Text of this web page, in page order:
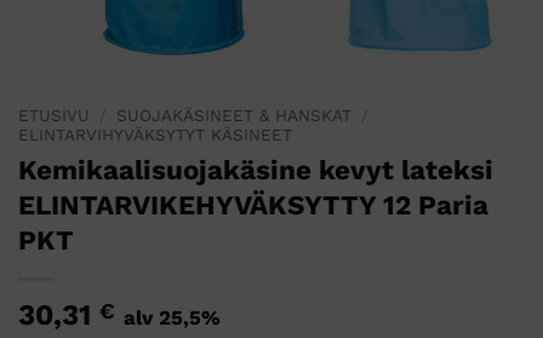
ETUSIVU SUOJAKÄSINEET & HANSKAT
ELINTARVIHYVÄKSYTYT KÄSINEET
Kemikaalisuojakäsine kevyt lateksi
ELINTARVIKEHYVÄKSYTTY 12 Paria
PKT
30,31 € alv 25,5%